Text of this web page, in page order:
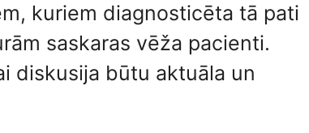
kuriem diagnosticēta tā pati
saskaras vēža pacienti.
diskusija būtu aktuāla un